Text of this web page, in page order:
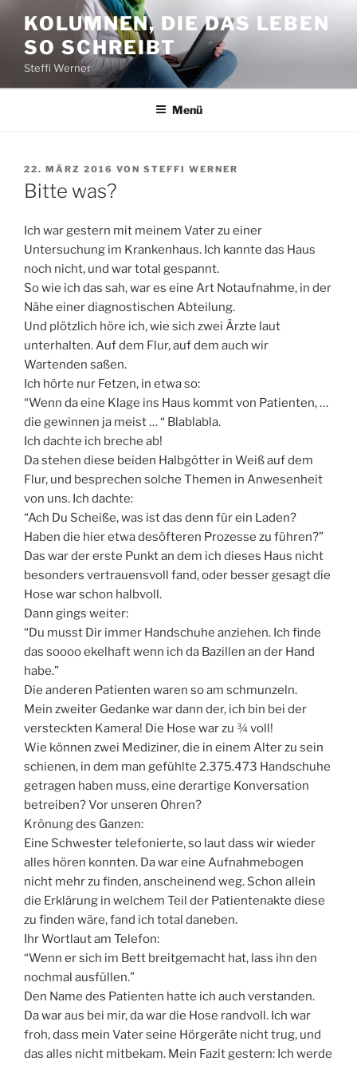
Inhalt
springen
KOLUMNEN, DIE DAS LEBEN
SO SCHREIBT
Steffi Werner
Menü
VERÖFFENTLICHT
AM
22. MÄRZ 2016 VON STEFFI WERNER
Bitte was?
Ich war gestern mit meinem Vater zu einer
Untersuchung im Krankenhaus. Ich kannte das Haus
noch nicht, und war total gespannt.
So wie ich das sah, war es eine Art Notaufnahme, in der
Nähe einer diagnostischen Abteilung.
Und plötzlich höre ich, wie sich zwei Ärzte laut
unterhalten. Auf dem Flur, auf dem auch wir
Wartenden saßen.
Ich hörte nur Fetzen, in etwa so:
“Wenn da eine Klage ins Haus kommt von Patienten, …
die gewinnen ja meist … “ Blablabla.
Ich dachte ich breche ab!
Da stehen diese beiden Halbgötter in Weiß auf dem
Flur, und besprechen solche Themen in Anwesenheit
von uns. Ich dachte:
“Ach Du Scheiße, was ist das denn für ein Laden?
Haben die hier etwa desöfteren Prozesse zu führen?”
Das war der erste Punkt an dem ich dieses Haus nicht
besonders vertrauensvoll fand, oder besser gesagt die
Hose war schon halbvoll.
Dann gings weiter:
“Du musst Dir immer Handschuhe anziehen. Ich finde
das soooo ekelhaft wenn ich da Bazillen an der Hand
habe.”
Die anderen Patienten waren so am schmunzeln.
Mein zweiter Gedanke war dann der, ich bin bei der
versteckten Kamera! Die Hose war zu ¾ voll!
Wie können zwei Mediziner, die in einem Alter zu sein
schienen, in dem man gefühlte 2.375.473 Handschuhe
getragen haben muss, eine derartige Konversation
betreiben? Vor unseren Ohren?
Krönung des Ganzen:
Eine Schwester telefonierte, so laut dass wir wieder
alles hören konnten. Da war eine Aufnahmebogen
nicht mehr zu finden, anscheinend weg. Schon allein
die Erklärung in welchem Teil der Patientenakte diese
zu finden wäre, fand ich total daneben.
Ihr Wortlaut am Telefon:
“Wenn er sich im Bett breitgemacht hat, lass ihn den
nochmal ausfüllen.”
Den Name des Patienten hatte ich auch verstanden.
Da war aus bei mir, da war die Hose randvoll. Ich war
froh, dass mein Vater seine Hörgeräte nicht trug, und
das alles nicht mitbekam. Mein Fazit gestern: Ich werde